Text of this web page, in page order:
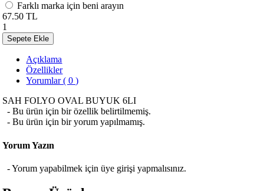
Farklı marka için beni arayın
67.50 TL
1
Sepete Ekle
Açıklama
Özellikler
Yorumlar ( 0 )
SAH FOLYO OVAL BUYUK 6LI
- Bu ürün için bir özellik belirtilmemiş.
- Bu ürün için bir yorum yapılmamış.
Yorum Yazın
- Yorum yapabilmek için üye girişi yapmalısınız.